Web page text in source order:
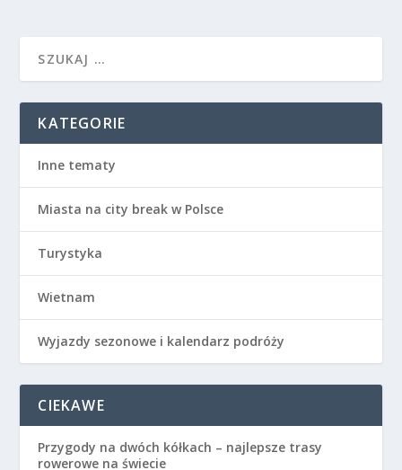
KATEGORIE
Inne tematy
Miasta na city break w Polsce
Turystyka
Wietnam
Wyjazdy sezonowe i kalendarz podróży
CIEKAWE
Przygody na dwóch kółkach – najlepsze trasy
rowerowe na świecie